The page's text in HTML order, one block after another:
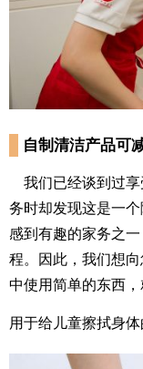
自制清洁产品可
我们已经谈到过享
务时却发现这是一
感到有趣的家务之
程。因此，我们想
中使用简单的东西
用于给儿童擦拭身体